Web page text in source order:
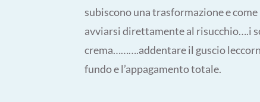
subiscono una trasformazione e
avviarsi direttamente al risucchio….i
crema……….addentare il guscio
fundo e l’appagamento totale.